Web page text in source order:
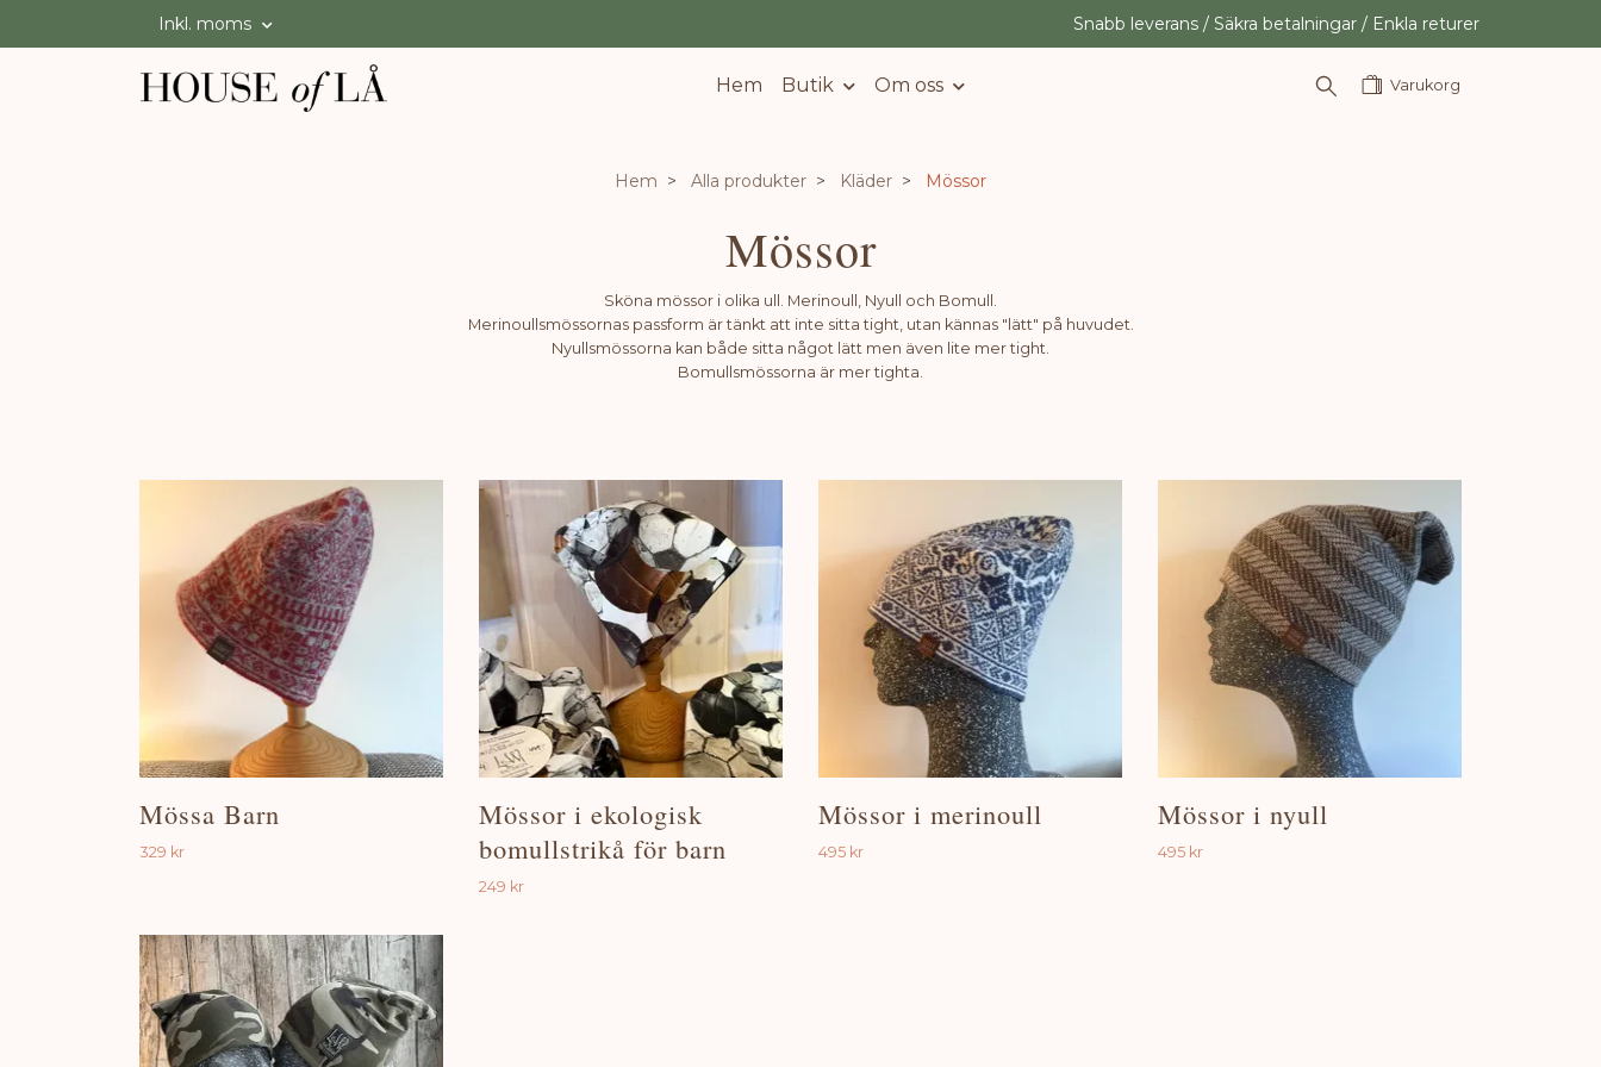
Inkl. moms Snabb leverans / Säkra betalningar / Enkla returer
Hem Butik Om oss Varukorg
Hem Alla produkter Kläder Mössor
Mössor
Sköna mössor i olika ull. Merinoull, Nyull och Bomull.
Merinoullsmössornas passform är tänkt att inte sitta tight, utan kännas "lätt" på huvudet.
Nyullsmössorna kan både sitta något lätt men även lite mer tight.
Bomullsmössorna är mer tighta.
Mössa Barn
329 kr
Mössor i ekologisk
bomullstrikå för barn
249 kr
Mössor i merinoull
495 kr
Mössor i nyull
495 kr